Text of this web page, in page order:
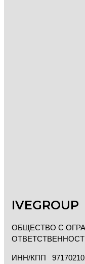
IVEGROUP
ОБЩЕСТВО С
ИНН/КПП